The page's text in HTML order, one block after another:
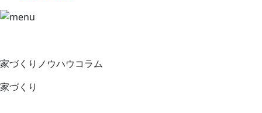
家づくりノウハウコラム
家づくり